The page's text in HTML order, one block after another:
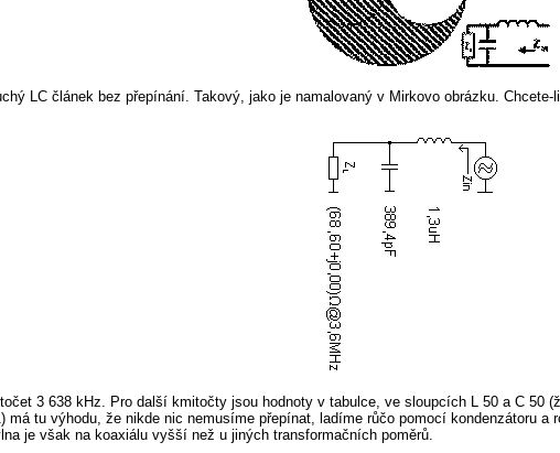
LC článek bez přepínání. Takový, jako je namalovaný v Mirkovo obrázku.
3 638 kHz. Pro další kmitočty jsou hodnoty v tabulce, ve sloupcích L 50 a C
má tu výhodu, že nikde nic nemusíme přepínat, ladíme růčo pomocí kondenzátoru
je však na koaxiálu vyšší než u jiných transformačních poměrů.